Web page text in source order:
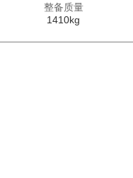
整备质量
1410kg